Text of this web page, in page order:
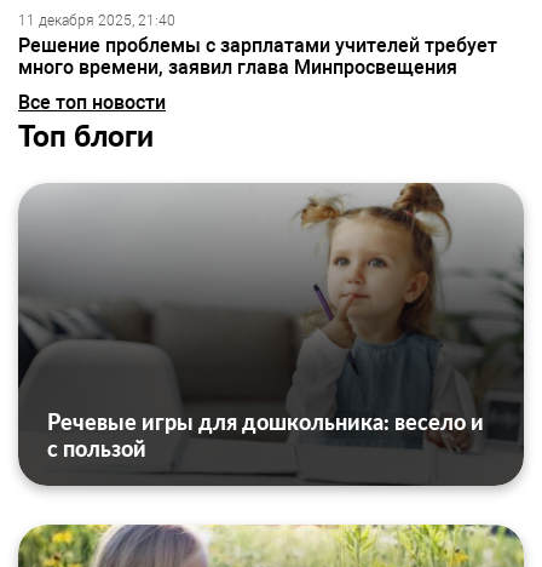
11 декабря 2025, 21:40
Решение проблемы с зарплатами учителей требует
много времени, заявил глава Минпросвещения
Все топ новости
Топ блоги
Речевые игры для дошкольника: весело и
с пользой